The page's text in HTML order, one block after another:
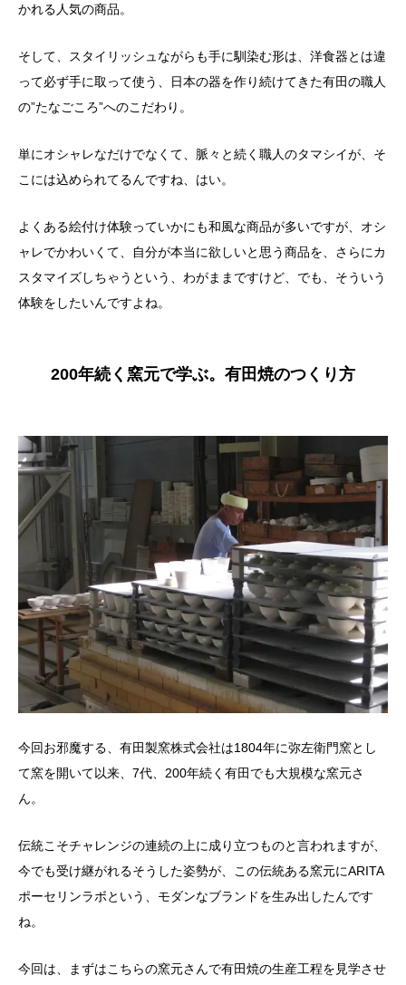
かれる人気の商品。
そして、スタイリッシュながらも手に馴染む形は、洋食器とは違
って必ず手に取って使う、日本の器を作り続けてきた有田の職人
の”たなごころ”へのこだわり。
単にオシャレなだけでなくて、脈々と続く職人のタマシイが、そ
こには込められてるんですね、はい。
よくある絵付け体験っていかにも和風な商品が多いですが、オシ
ャレでかわいくて、自分が本当に欲しいと思う商品を、さらにカ
スタマイズしちゃうという、わがままですけど、でも、そういう
体験をしたいんですよね。
200年続く窯元で学ぶ。有田焼のつくり方
今回お邪魔する、有田製窯株式会社は1804年に弥左衛門窯とし
て窯を開いて以来、7代、200年続く有田でも大規模な窯元さ
ん。
伝統こそチャレンジの連続の上に成り立つものと言われますが、
今でも受け継がれるそうした姿勢が、この伝統ある窯元にARITA
ポーセリンラボという、モダンなブランドを生み出したんです
ね。
今回は、まずはこちらの窯元さんで有田焼の生産工程を見学させ